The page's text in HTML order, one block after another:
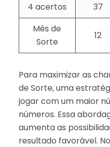
4 acertos
37
Mês de
Sorte
12
Para maximizar as
de Sorte, uma
jogar com um maior
números. Essa
aumenta as
resultado favorável.